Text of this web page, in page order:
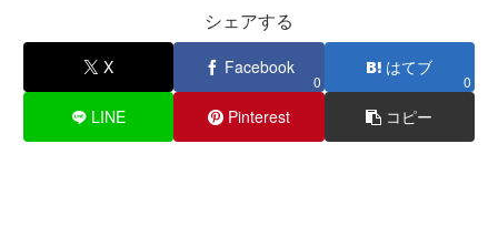
シェアする
X Facebook
0
はてブ
0
LINE Pinterest コピー